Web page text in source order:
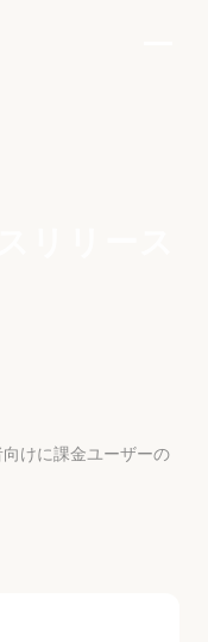
けに課金ユーザーの